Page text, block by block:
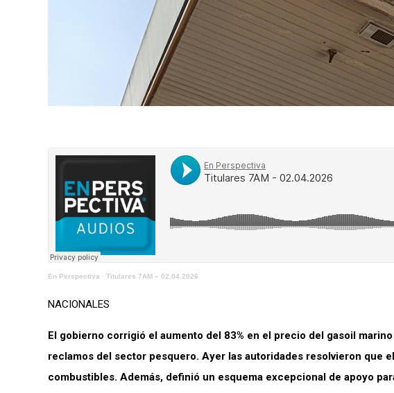
En Perspectiva · Titulares 7AM – 02.04.2026
NACIONALES
El gobierno corrigió el aumento del 83% en el precio del gasoil
reclamos del sector pesquero. Ayer las autoridades resolvieron que
combustibles. Además, definió un esquema excepcional de apoyo